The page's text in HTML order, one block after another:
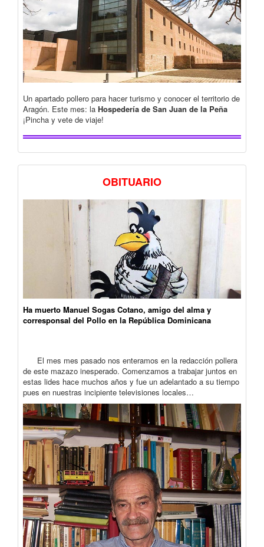
Un apartado pollero para hacer turismo y conocer el territorio de
Aragón. Este mes: la Hospedería de San Juan de la Peña
¡Pincha y vete de viaje!
OBITUARIO
Ha muerto Manuel Sogas Cotano, amigo del alma y
corresponsal del Pollo en la República Dominicana
El mes mes pasado nos enteramos en la redacción pollera
de este mazazo inesperado. Comenzamos a trabajar juntos en
estas lides hace muchos años y fue un adelantado a su tiempo
pues en nuestras incipiente televisiones locales…